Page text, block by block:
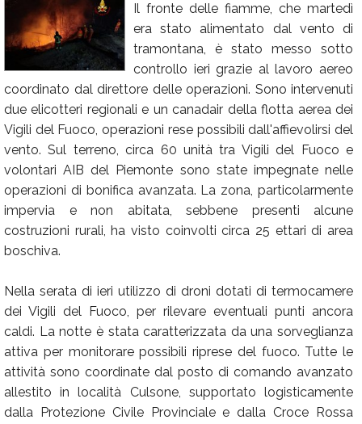
Rubriche
Calendario
Annunci
Il fronte delle fiamme, che martedì
era stato alimentato dal vento di
tramontana, è stato messo sotto
controllo ieri grazie al lavoro aereo
coordinato dal direttore delle operazioni. Sono intervenuti
due elicotteri regionali e un canadair della flotta aerea dei
Vigili del Fuoco, operazioni rese possibili dall'affievolirsi del
vento. Sul terreno, circa 60 unità tra Vigili del Fuoco e
volontari AIB del Piemonte sono state impegnate nelle
operazioni di bonifica avanzata. La zona, particolarmente
impervia e non abitata, sebbene presenti alcune
costruzioni rurali, ha visto coinvolti circa 25 ettari di area
boschiva.
Nella serata di ieri utilizzo di droni dotati di termocamere
dei Vigili del Fuoco, per rilevare eventuali punti ancora
caldi. La notte è stata caratterizzata da una sorveglianza
attiva per monitorare possibili riprese del fuoco. Tutte le
attività sono coordinate dal posto di comando avanzato
allestito in località Culsone, supportato logisticamente
dalla Protezione Civile Provinciale e dalla Croce Rossa